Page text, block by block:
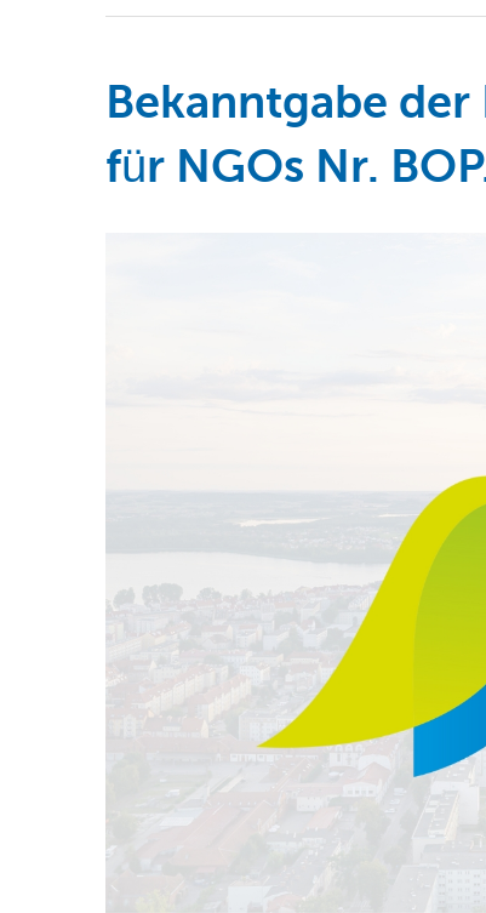
Bekanntgabe
für NGOs Nr.